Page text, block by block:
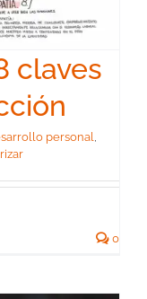
claves
personal
0